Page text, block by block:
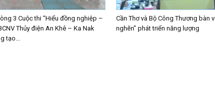
3 Cuộc thi “Hiểu đồng nghiệp –
Thủy điện An Khê – Ka Nak
tạo...
Cần Thơ và Bộ Công Thương bàn
nghẽn” phát triển năng lượng